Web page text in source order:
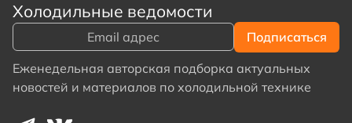
Холодильные ведомости
Еженедельная авторская подборка актуальных
новостей и материалов по холодильной технике